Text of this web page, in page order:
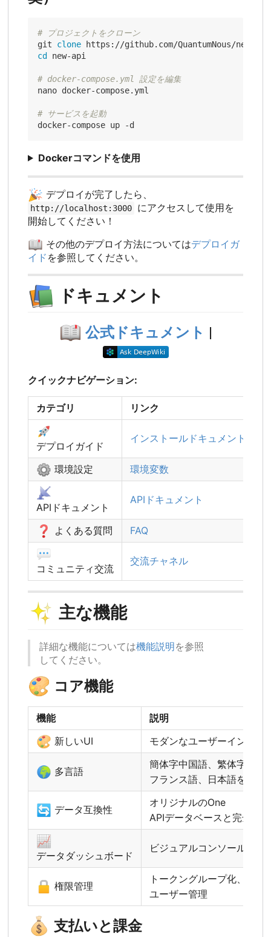
# プロジェクトをクローン
git clone
cd
new-api
# docker-compose.yml 設定を編集
nano docker-compose.yml
# サービスを起動
Dockerコマンドを使用
🎉 デプロイが完了したら、
http://localhost:3000
にアクセスして使用を
開始してください！
📖 その他のデプロイ方法についてはデプロイガ
イド を参照してください。
📚 ドキュメント
📖 公式ドキュメント |
クイックナビゲーション:
カテゴリ リンク
🚀
デプロイガイド
インストールドキュメント
⚙️ 環境設定 環境変数
📡
APIドキュメント
APIドキュメント
❓ よくある質問 FAQ
💬
コミュニティ交流
交流チャネル
✨ 主な機能
詳細な機能については機能説明を参照
してください。
🎨 コア機能
機能 説明
🎨 新しいUI モダンなユーザーインター
🌍 多言語
簡体字中国語、繁体字中国
フランス語、日本語をサポ
🔄 データ互換性
オリジナルのOne
APIデータベースと完全に
📈
データダッシュボード
ビジュアルコンソールと統
🔒 権限管理
トークングループ化、モデ
ユーザー管理
💰 支払いと課金